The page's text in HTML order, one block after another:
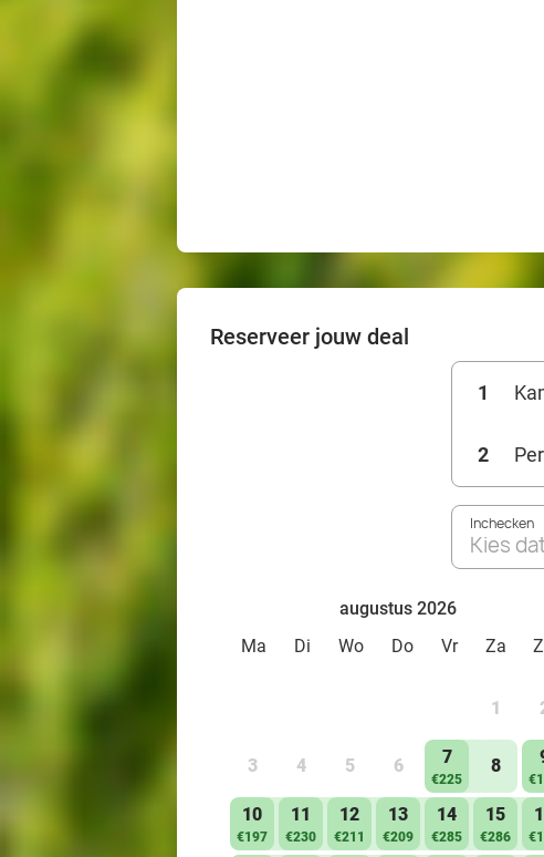
Reserveer jouw deal
1
2
Inchecken
Kies
augustus 2026
Ma
Di Wo Do Vr Za
1
3 4 5 6 7
€225
8
10
€197
11
€230
12
€211
13
€209
14
€285
15
€286